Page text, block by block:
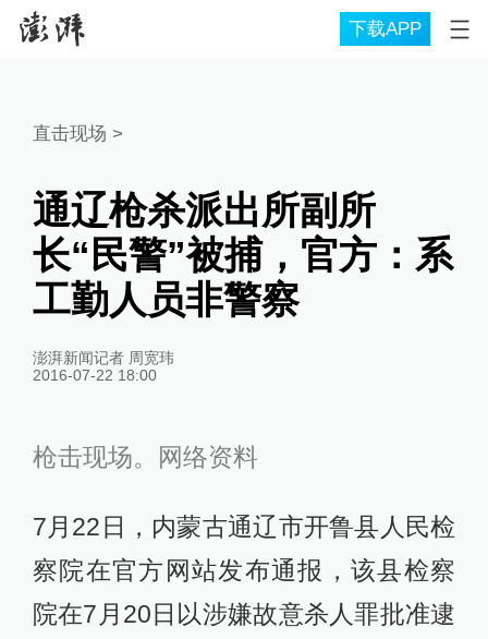
下载APP
直击现场 >
通辽枪杀派出所副所
长“民警”被捕，官方：系
工勤人员非警察
澎湃新闻记者 周宽玮
2016-07-22 18:00
枪击现场。网络资料
7月22日，内蒙古通辽市开鲁县人民检
察院在官方网站发布通报，该县检察
院在7月20日以涉嫌故意杀人罪批准逮